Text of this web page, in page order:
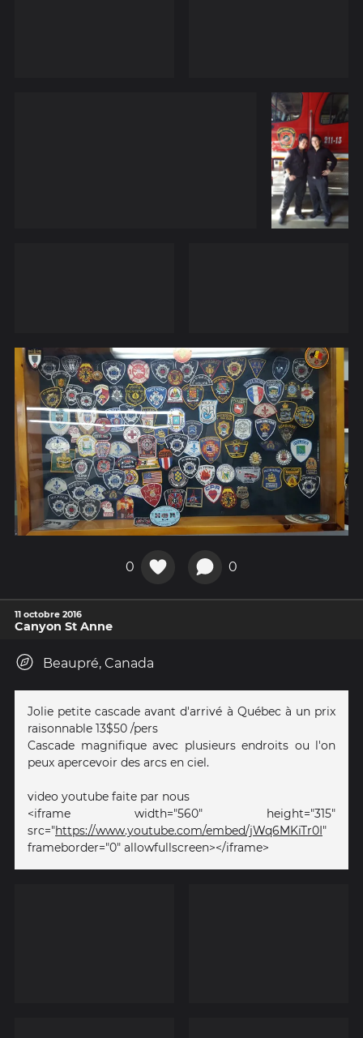
0 0
11 octobre 2016
Canyon St Anne
Beaupré, Canada
Jolie petite cascade avant d'arrivé à Québec à un prix
raisonnable 13$50 /pers
Cascade magnifique avec plusieurs endroits ou l'on
peux apercevoir des arcs en ciel.
video youtube faite par nous
<iframe width="560" height="315"
src="https://www.youtube.com/embed/jWq6MKiTr0I"
frameborder="0" allowfullscreen></iframe>